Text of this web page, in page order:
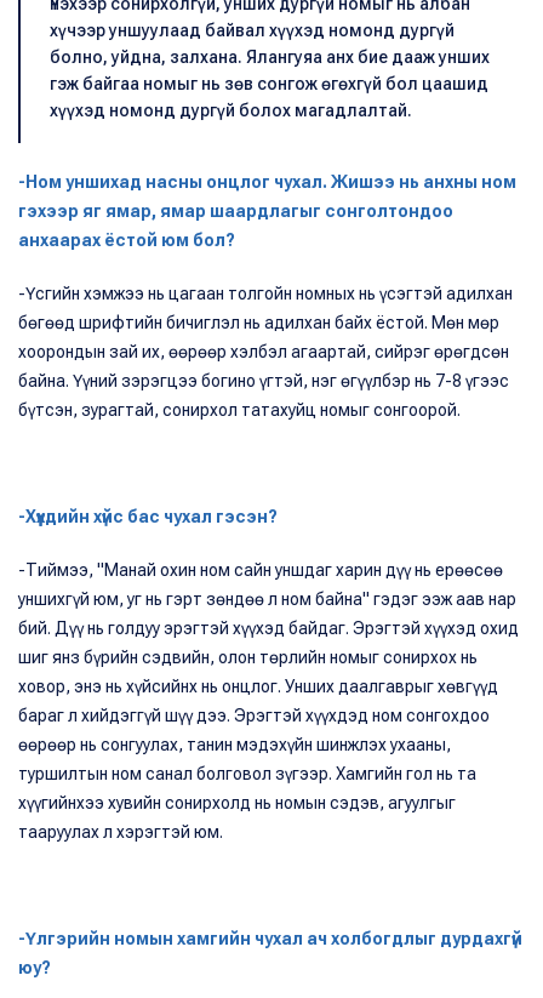
хүчээр уншуулаад байвал хүүхэд номонд дургүй
болно, уйдна, залхана. Ялангуяа анх бие дааж унших
гэж байгаа номыг нь зөв сонгож өгөхгүй бол цаашид
хүүхэд номонд дургүй болох магадлалтай.
-Ном уншихад насны онцлог чухал. Жишээ нь анхны ном
гэхээр яг ямар, ямар шаардлагыг сонголтондоо
анхаарах ёстой юм бол?
-Үсгийн хэмжээ нь цагаан толгойн номных нь үсэгтэй адилхан
бөгөөд шрифтийн бичиглэл нь адилхан байх ёстой. Мөн мөр
хоорондын зай их, өөрөөр хэлбэл агаартай, сийрэг өрөгдсөн
байна. Үүний зэрэгцээ богино үгтэй, нэг өгүүлбэр нь 7-8 үгээс
бүтсэн, зурагтай, сонирхол татахуйц номыг сонгоорой.
-Хүүхдийн хүйс бас чухал гэсэн?
-Тиймээ, "Манай охин ном сайн уншдаг харин дүү нь ерөөсөө
уншихгүй юм, уг нь гэрт зөндөө л ном байна" гэдэг ээж аав нар
бий. Дүү нь голдуу эрэгтэй хүүхэд байдаг. Эрэгтэй хүүхэд охид
шиг янз бүрийн сэдвийн, олон төрлийн номыг сонирхох нь
ховор, энэ нь хүйсийнх нь онцлог. Унших даалгаврыг хөвгүүд
бараг л хийдэггүй шүү дээ. Эрэгтэй хүүхдэд ном сонгохдоо
өөрөөр нь сонгуулах, танин мэдэхүйн шинжлэх ухааны,
туршилтын ном санал болговол зүгээр. Хамгийн гол нь та
хүүгийнхээ хувийн сонирхолд нь номын сэдэв, агуулгыг
тааруулах л хэрэгтэй юм.
-Үлгэрийн номын хамгийн чухал ач холбогдлыг дурдахгүй
юу?